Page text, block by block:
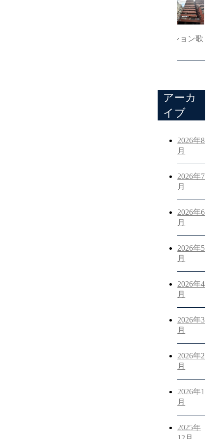
ライオンズマンション歌
アーカ
イブ
2026年8
月
2026年7
月
2026年6
月
2026年5
月
2026年4
月
2026年3
月
2026年2
月
2026年1
月
2025年